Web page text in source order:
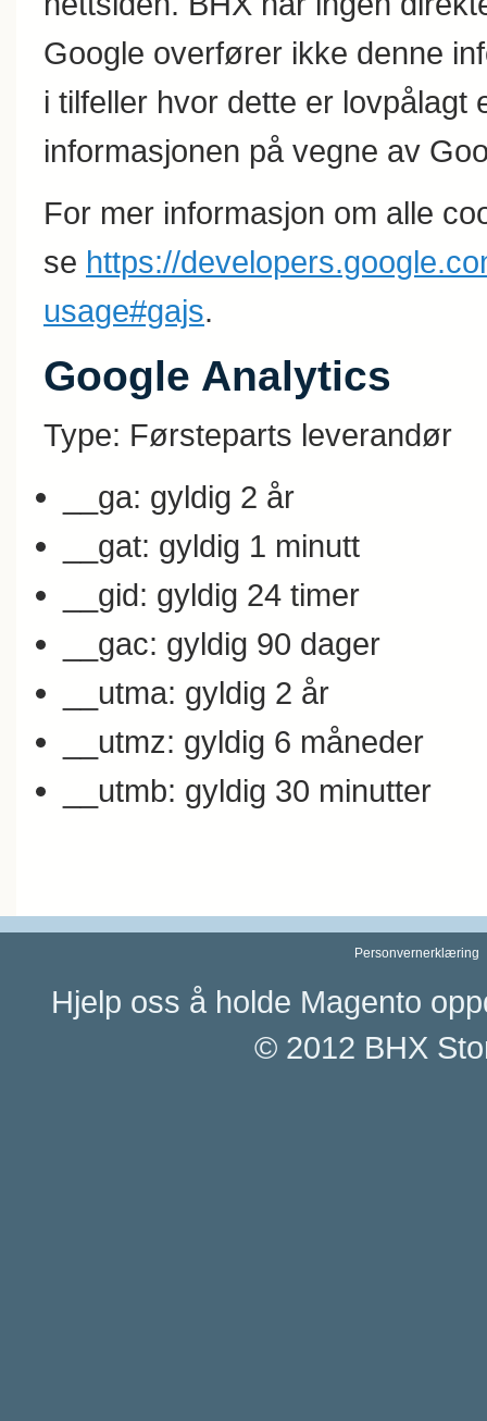
Google overfører ikke denne
i tilfeller hvor dette er lovpålagt
informasjonen på vegne av
For mer informasjon om alle
se https://
usage#gajs.
Google Analytics
Type: Førsteparts leverandør
__ga: gyldig 2 år
__gat: gyldig 1 minutt
__gid: gyldig 24 timer
__gac: gyldig 90 dager
__utma: gyldig 2 år
__utmz: gyldig 6 måneder
__utmb: gyldig 30 minutter
Personvernerklæring
Hjelp oss å holde Magento
© 2012 BHX